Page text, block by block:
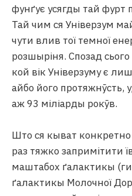
фунґує усягды тай фурт
Тай чим ся Універзум
чути влив тої темної
розшыріня. Спозад сього
кой вік Універзуму є
айбо його протяжнӯсть,
аж 93 міліарды рокӯв.
Што ся кыват конкретно
раз тяжко запримітити
маштабох ґалактикы
ґалактикы Молочної